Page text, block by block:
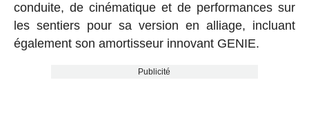
conduite, de cinématique et de performances sur
les sentiers pour sa version en alliage, incluant
également son amortisseur innovant GENIE.
Publicité